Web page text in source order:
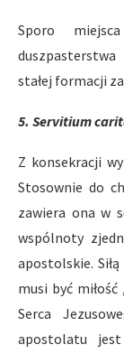
Sporo
stałej formacji
5. Servitium
Z konsekracji
Stosownie do
zawiera ona w
wspólnoty
apostolskie.
musi być
Serca
apostolatu jest